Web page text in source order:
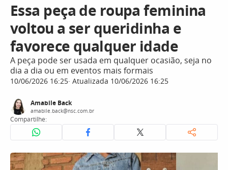
Essa peça de roupa feminina
voltou a ser queridinha e
favorece qualquer idade
A peça pode ser usada em qualquer ocasião, seja no
dia a dia ou em eventos mais formais
10/06/2026 16:25 Atualizada 10/06/2026 16:25
Amabile Back
amabile.back@nsc.com.br
Compartilhe: